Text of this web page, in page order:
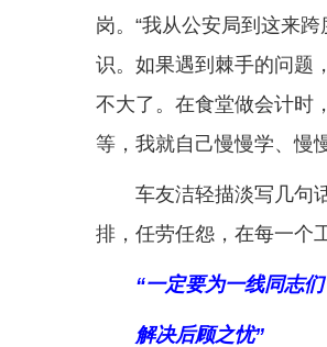
岗。“我从公安局到这来
识。如果遇到棘手的问题
不大了。在食堂做会计时
等，我就自己慢慢学、慢
车友洁轻描淡写几句
排，任劳任怨，在每一个
“一定要为一线同志们
解决后顾之忧”